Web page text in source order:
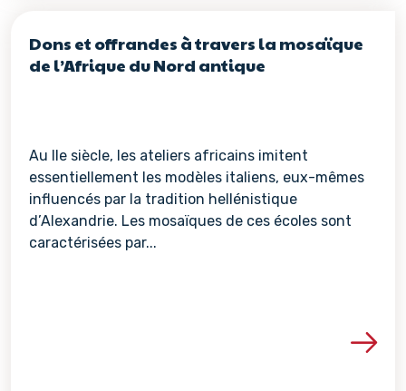
Dons et offrandes à travers la mosaïque
de l’Afrique du Nord antique
Au IIe siècle, les ateliers africains imitent
essentiellement les modèles italiens, eux-mêmes
influencés par la tradition hellénistique
d’Alexandrie. Les mosaïques de ces écoles sont
caractérisées par...
Voir les détails de la